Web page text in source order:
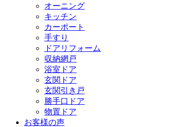
オーニング
キッチン
カーポート
手すり
ドアリフォーム
収納網戸
浴室ドア
玄関ドア
玄関引き戸
勝手口ドア
物置ドア
お客様の声